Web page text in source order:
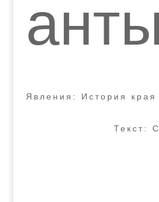
анты
Явления: История края
Текст: